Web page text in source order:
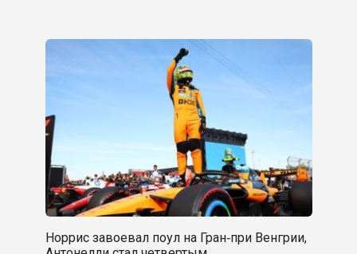
Норрис завоевал поул на Гран‑при Венгрии,